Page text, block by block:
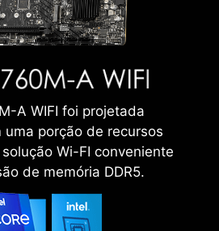
A WIFI foi projetada
uma porção de recursos
Wi-FI conveniente
de memória DDR5.